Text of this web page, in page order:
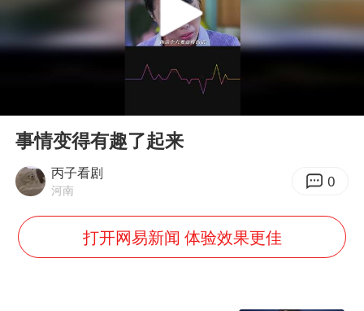
多所高校取消艺考
云南一地村民过火把节意外灼伤16人
张本智和：零封向鹏不意外
22岁女生独闯南太行失联12天
上半年国内居民出游人次34.63亿
浙江最强风雨时段已锁定
Play
事情变得有趣了起来
丙子看剧
河南 0
打开网易新闻 体验效果更佳